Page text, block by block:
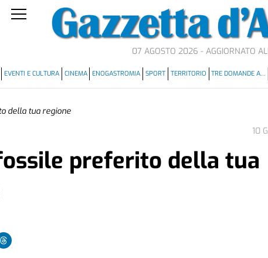
07 AGOSTO 2026 - AGGIORNATO
EVENTI E CULTURA CINEMA ENOGASTROMIA SPORT TERRITORIO TRE DOMANDE A…
della tua regione
10
preferito della tua